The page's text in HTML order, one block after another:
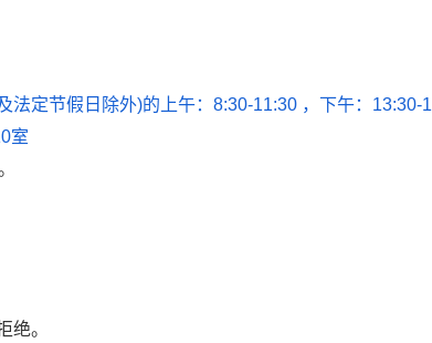
法定节假日除外)的上午： 8:30-11:30 ，下午： 13:30-
室
绝。